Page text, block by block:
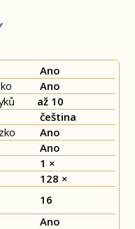
Ano
Ano
až 10
čeština
Ano
Ano
1 ×
128 ×
16
Ano